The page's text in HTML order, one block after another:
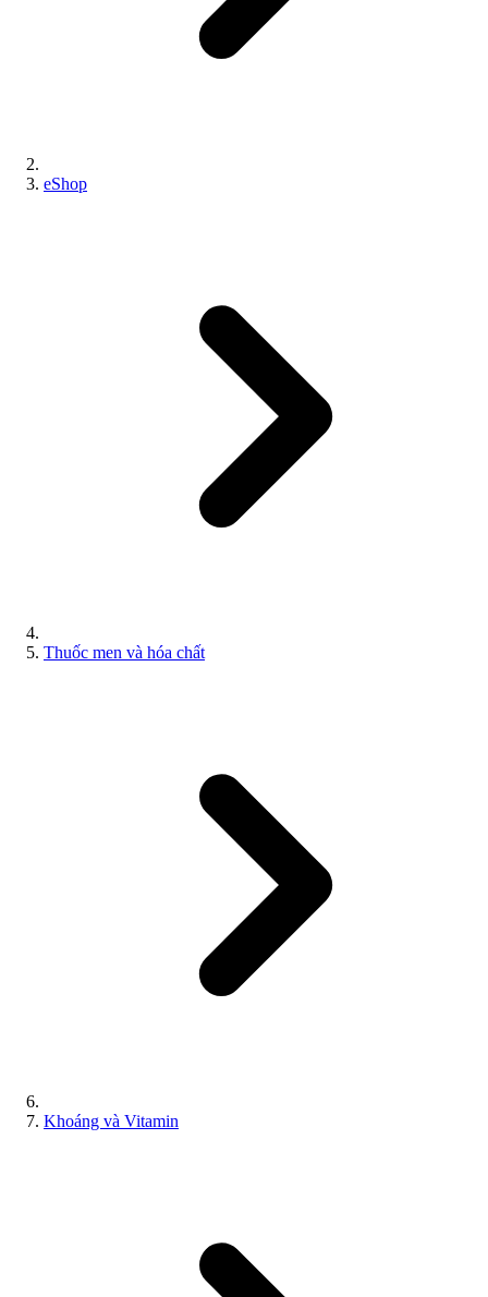
eShop
Thuốc men và hóa chất
Khoáng và Vitamin